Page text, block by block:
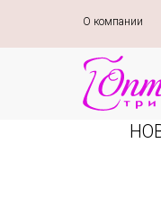
О компании